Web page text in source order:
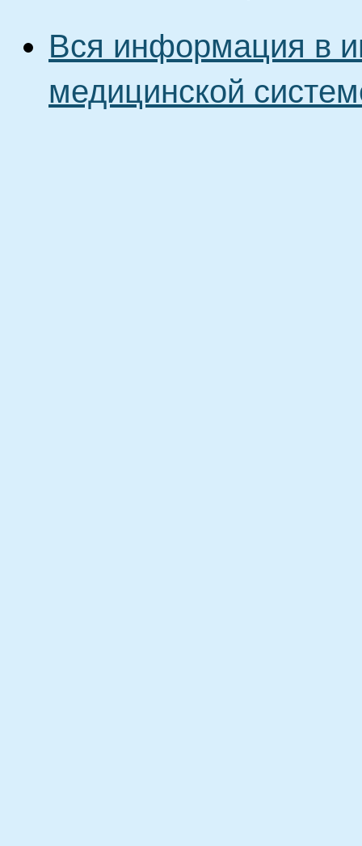
Вся информация в
медицинской